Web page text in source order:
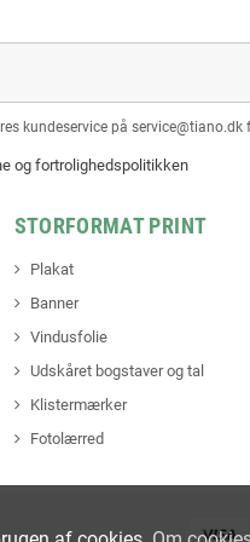
kundeservice på
og fortrolighedspolitikken
STORFORMAT PRINT
Plakat
Banner
Vindusfolie
Udskåret bogstaver og tal
Klistermærker
Fotolærred